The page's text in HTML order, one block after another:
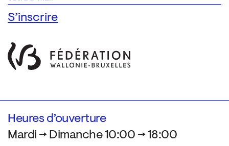
Heures d’ouverture
Mardi → Dimanche 10:00 → 18:00